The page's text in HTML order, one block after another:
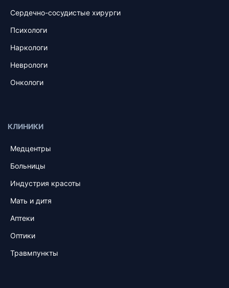
Сердечно-сосудистые хирурги
Психологи
Наркологи
Неврологи
Онкологи
КЛИНИКИ
Медцентры
Больницы
Индустрия красоты
Мать и дитя
Аптеки
Оптики
Травмпункты